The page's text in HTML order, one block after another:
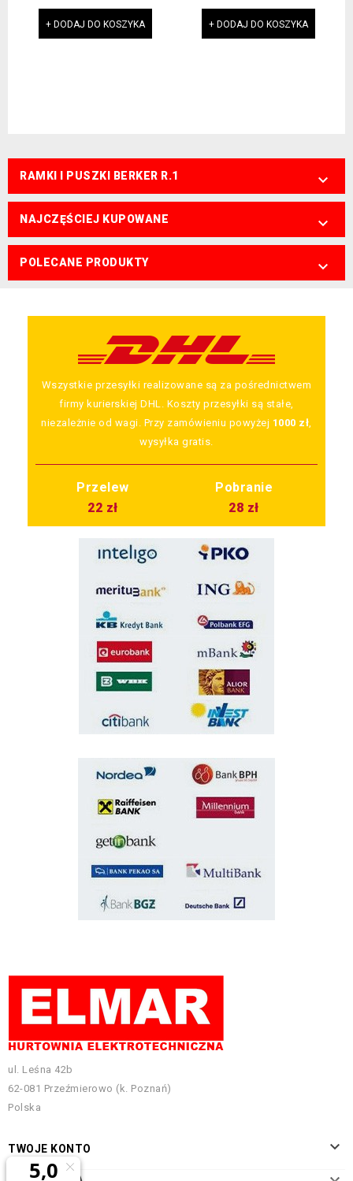
+ DODAJ DO KOSZYKA + DODAJ DO KOSZYKA
RAMKI I PUSZKI BERKER R.1 
NAJCZĘŚCIEJ KUPOWANE 
POLECANE PRODUKTY 
Wszystkie przesyłki realizowane są za pośrednictwem
firmy kurierskiej DHL. Koszty przesyłki są stałe,
niezależnie od wagi. Przy zamówieniu powyżej 1000 zł
wysyłka gratis.
Przelew
Pobranie
22 zł
28 zł
ul. Leśna 42b
62-081 Przeźmierowo (k. Poznań)
Polska
TWOJE KONTO 